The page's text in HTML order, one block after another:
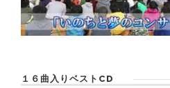
１６曲入りベストCD